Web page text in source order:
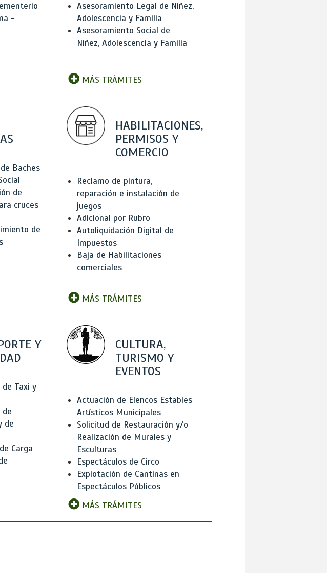
-
Asesoramiento Legal de Niñez,
Adolescencia y Familia
Asesoramiento Social de
Niñez, Adolescencia y Familia
MÁS TRÁMITES
Baches
de
cruces
de
HABILITACIONES,
PERMISOS Y
COMERCIO
Reclamo de pintura,
reparación e instalación de
juegos
Adicional por Rubro
Autoliquidación Digital de
Impuestos
Baja de Habilitaciones
comerciales
MÁS TRÁMITES
Y
Taxi y
de
de
Carga
CULTURA,
TURISMO Y
EVENTOS
Actuación de Elencos Estables
Artísticos Municipales
Solicitud de Restauración y/o
Realización de Murales y
Esculturas
Espectáculos de Circo
Explotación de Cantinas en
Espectáculos Públicos
MÁS TRÁMITES